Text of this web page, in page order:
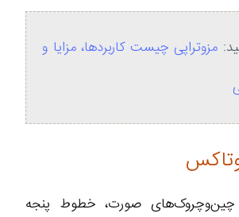
مزوتراپی چیست کاربردها، مزایا و
چین‌وچروک‌های صورت، خطوط پنجه